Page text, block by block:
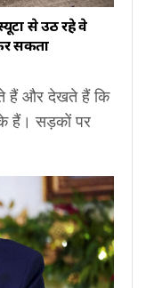
से उठ रहे वे
सकता
हैं और देखते हैं कि
हैं। सड़कों पर